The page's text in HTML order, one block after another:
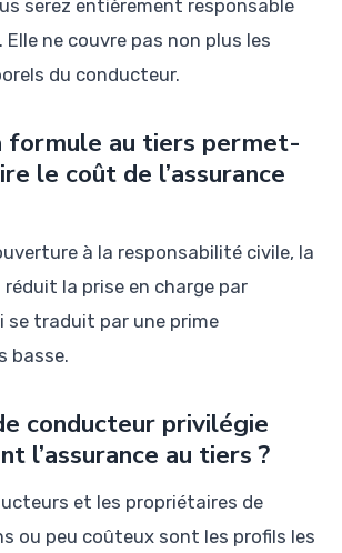
serez entièrement responsable
ne couvre pas non plus les
du conducteur.
formule au tiers permet-
le coût de l’assurance
à la responsabilité civile, la
la prise en charge par
se traduit par une prime
basse.
conducteur privilégie
l’assurance au tiers ?
et les propriétaires de
ou peu coûteux sont les profils les